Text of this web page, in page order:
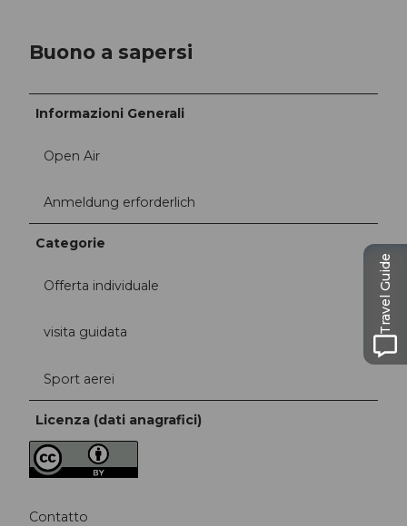
Buono a sapersi
Informazioni Generali
Open Air
Anmeldung erforderlich
Categorie
Offerta individuale
visita guidata
Sport aerei
Licenza (dati anagrafici)
Contatto
Travel Guide